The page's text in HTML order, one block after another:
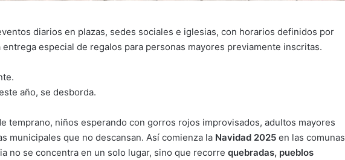
diarios en plazas, sedes sociales e iglesias, con horarios definidos por
entrega especial de regalos para personas mayores previamente inscritas.
año, se desborda.
temprano, niños esperando con gorros rojos improvisados, adultos mayores
municipales que no descansan. Así comienza la Navidad 2025 en las comunas
no se concentra en un solo lugar, sino que recorre quebradas, pueblos